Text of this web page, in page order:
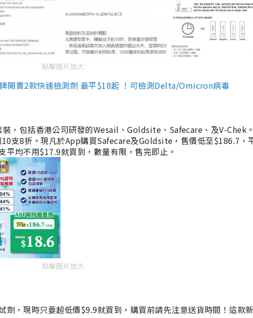
點擊圖片放大
開賣2款快速檢測劑 最平$18起 ！可檢測Delta/Omicron病毒
，包括香港公司研發的Wesail、Goldsite、Safecare、及V-Chek
支8折。現凡於App購買Safecare及Goldsite，售價低至$186.7，
均不用$17.9就買到，數量有限，售完即止。
點擊圖片放大
，現時只要超低價$9.9就買到，購買前請先注意送貨時間！這款